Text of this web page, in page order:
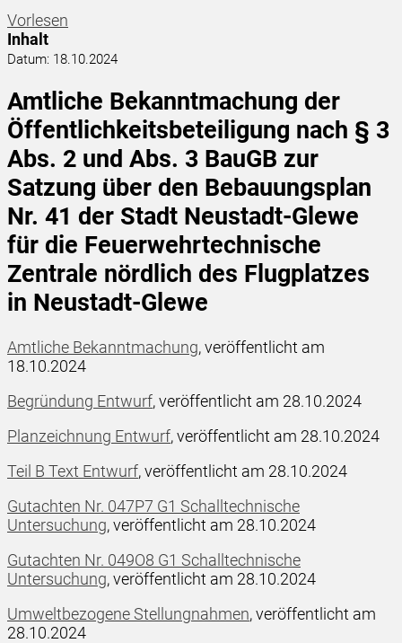
Vorlesen
Inhalt
Datum: 18.10.2024
Amtliche Bekanntmachung der
Öffentlichkeitsbeteiligung nach § 3
Abs. 2 und Abs. 3 BauGB zur
Satzung über den Bebauungsplan
Nr. 41 der Stadt Neustadt-Glewe
für die Feuerwehrtechnische
Zentrale nördlich des Flugplatzes
in Neustadt-Glewe
Amtliche Bekanntmachung, veröffentlicht am
18.10.2024
Begründung Entwurf, veröffentlicht am 28.10.2024
Planzeichnung Entwurf, veröffentlicht am 28.10.2024
Teil B Text Entwurf, veröffentlicht am 28.10.2024
Gutachten Nr. 047P7 G1 Schalltechnische
Untersuchung, veröffentlicht am 28.10.2024
Gutachten Nr. 049O8 G1 Schalltechnische
Untersuchung, veröffentlicht am 28.10.2024
Umweltbezogene Stellungnahmen, veröffentlicht am
28.10.2024